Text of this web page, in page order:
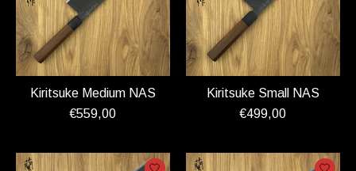
Kiritsuke Medium NAS
€559,00
Kiritsuke Small NAS
€499,00